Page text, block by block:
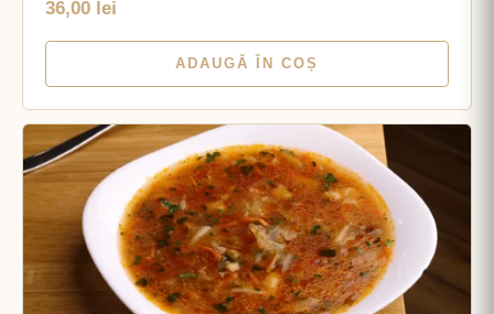
36,00 lei
ADAUGĂ ÎN COȘ